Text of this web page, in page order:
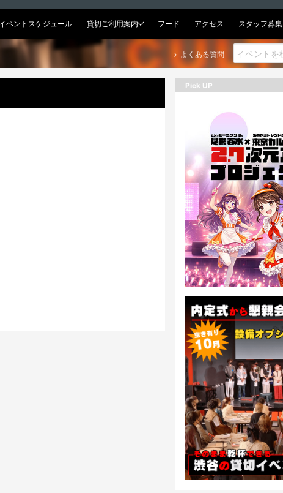
イベントスケジュール 貸切ご利用案内 フード アクセス スタッフ募集
よくある質問
Pick UP